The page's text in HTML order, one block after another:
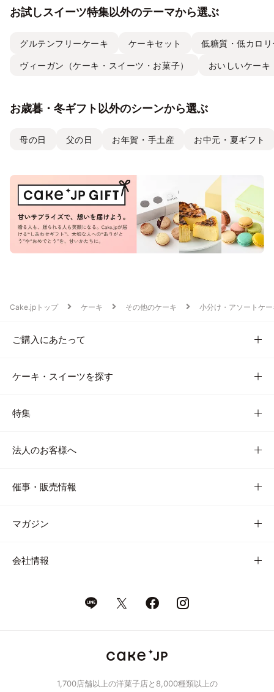
お試しスイーツ特集以外のテーマから選ぶ
グルテンフリーケーキ ケーキセット 低糖質・低カロ
ヴィーガン（ケーキ・スイーツ・お菓子） おいしいケーキ
お歳暮・冬ギフト以外のシーンから選ぶ
母の日 父の日 お年賀・手土産 お中元・夏ギフト
Cake.jpトップ ケーキ その他のケーキ 小分け・アソートケ
ご購入にあたって
ケーキ・スイーツを探す
特集
法人のお客様へ
催事・販売情報
マガジン
会社情報
1,700店舗以上の洋菓子店と8,000種類以上の